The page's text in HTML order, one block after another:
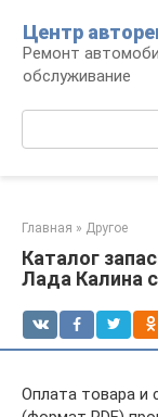
контенту
Центр
Ремонт
обслуживание
Главная » Другое
Каталог
Лада Калина
Оплата товара и